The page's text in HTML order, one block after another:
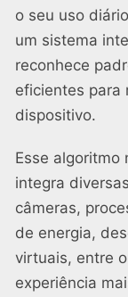
o seu uso
um sistema
reconhece
eficientes para
dispositivo.
Esse algoritmo
integra
câmeras,
de energia,
virtuais, entre
experiência